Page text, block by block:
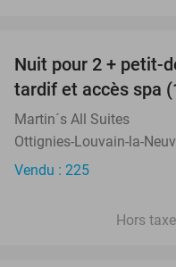
Nuit pour 2 + petit-
tardif et accès spa
Martin´s All Suites
Ottignies-Louvain-la-
Vendu : 225
Hors